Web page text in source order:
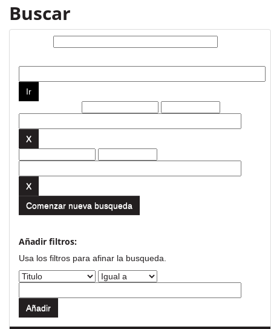
Buscar
Comenzar nueva busqueda
Añadir filtros:
Usa los filtros para afinar la busqueda.